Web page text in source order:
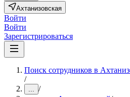
Ахтанизовская
Войти
Войти
Зарегистрироваться
Поиск сотрудников в
/
... /